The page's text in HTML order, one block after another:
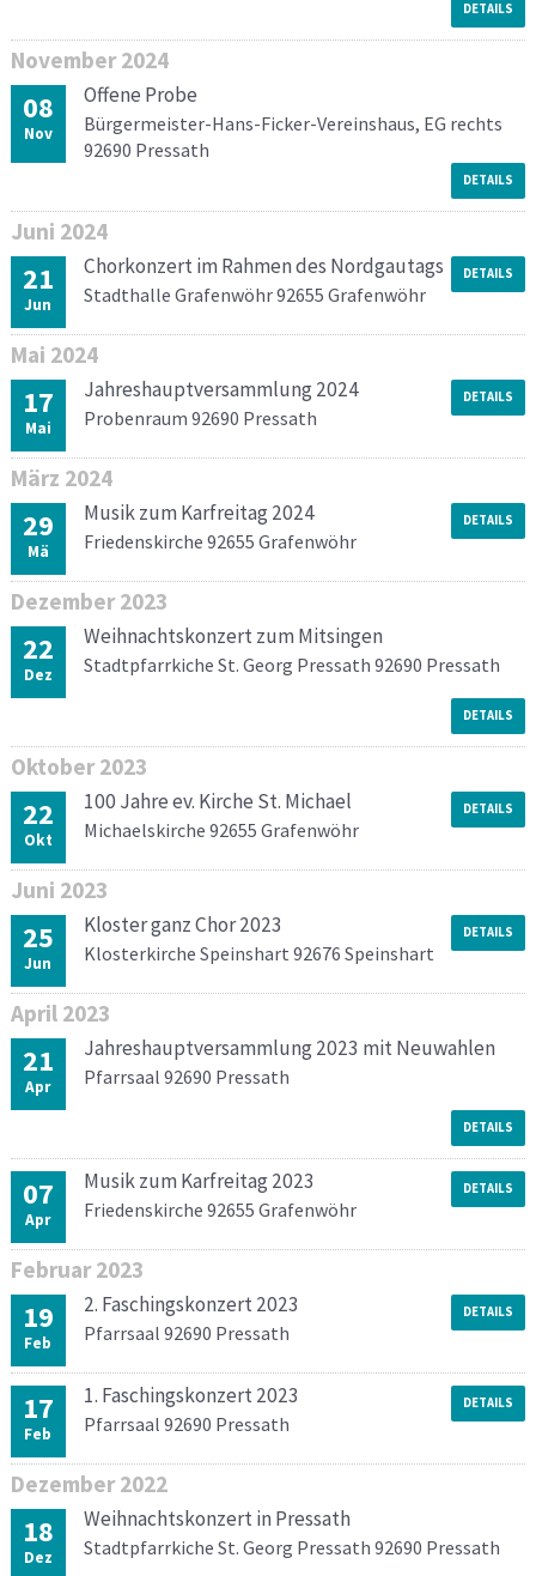
DETAILS
November 2024
08
Nov
Offene Probe
Bürgermeister-Hans-Ficker-Vereinshaus, EG rechts
92690 Pressath
DETAILS
Juni 2024
21
Jun
Chorkonzert im Rahmen des Nordgautags
Stadthalle Grafenwöhr 92655 Grafenwöhr
DETAILS
Mai 2024
17
Mai
Jahreshauptversammlung 2024
Probenraum 92690 Pressath
DETAILS
März 2024
29
Mä
Musik zum Karfreitag 2024
Friedenskirche 92655 Grafenwöhr
DETAILS
Dezember 2023
22
Dez
Weihnachtskonzert zum Mitsingen
Stadtpfarrkiche St. Georg Pressath 92690 Pressath
DETAILS
Oktober 2023
22
Okt
100 Jahre ev. Kirche St. Michael
Michaelskirche 92655 Grafenwöhr
DETAILS
Juni 2023
25
Jun
Kloster ganz Chor 2023
Klosterkirche Speinshart 92676 Speinshart
DETAILS
April 2023
21
Apr
Jahreshauptversammlung 2023 mit Neuwahlen
Pfarrsaal 92690 Pressath
DETAILS
07
Apr
Musik zum Karfreitag 2023
Friedenskirche 92655 Grafenwöhr
DETAILS
Februar 2023
19
Feb
2. Faschingskonzert 2023
Pfarrsaal 92690 Pressath
DETAILS
17
Feb
1. Faschingskonzert 2023
Pfarrsaal 92690 Pressath
DETAILS
Dezember 2022
18
Dez
Weihnachtskonzert in Pressath
Stadtpfarrkiche St. Georg Pressath 92690 Pressath